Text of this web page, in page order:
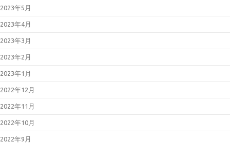
2023年5月
2023年4月
2023年3月
2023年2月
2023年1月
2022年12月
2022年11月
2022年10月
2022年9月